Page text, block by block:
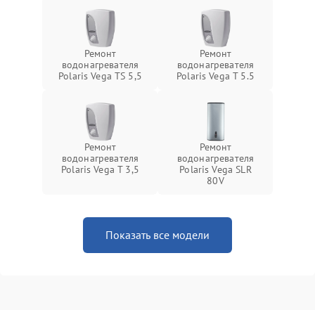
Ремонт
водонагревателя
Polaris Vega TS 5,5
Ремонт
водонагревателя
Polaris Vega T 5.5
Ремонт
водонагревателя
Polaris Vega T 3,5
Ремонт
водонагревателя
Polaris Vega SLR
80V
Показать все модели